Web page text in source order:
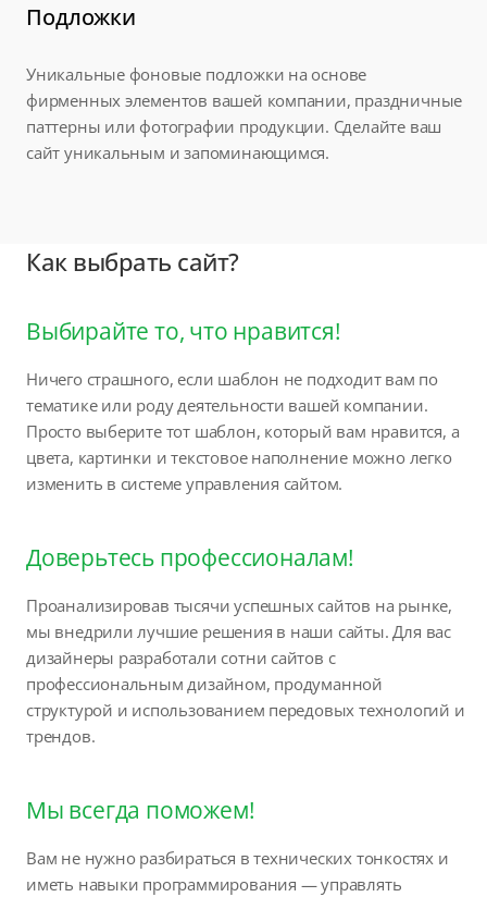
Подложки
Уникальные фоновые подложки на основе
фирменных элементов вашей компании, праздничные
паттерны или фотографии продукции. Сделайте ваш
сайт уникальным и запоминающимся.
Как выбрать сайт?
Выбирайте то, что нравится!
Ничего страшного, если шаблон не подходит вам по
тематике или роду деятельности вашей компании.
Просто выберите тот шаблон, который вам нравится, а
цвета, картинки и текстовое наполнение можно легко
изменить в системе управления сайтом.
Доверьтесь профессионалам!
Проанализировав тысячи успешных сайтов на рынке,
мы внедрили лучшие решения в наши сайты. Для вас
дизайнеры разработали сотни сайтов с
профессиональным дизайном, продуманной
структурой и использованием передовых технологий и
трендов.
Мы всегда поможем!
Вам не нужно разбираться в технических тонкостях и
иметь навыки программирования — управлять